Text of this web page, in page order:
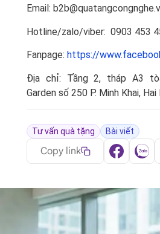
Email:
Hotline/zalo/viber: 0903 453
Fanpage: https://
Địa chỉ: Tầng 2, tháp A3
Garden số 250 P. Minh Khai,
Tư vấn quà tặng Bài viết
Copy link